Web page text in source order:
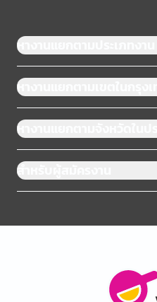
หางานแยกตามประเภทงาน
หางานแยกตามเขตในกรุงเ
หางานแยกตามจังหวัดในปร
สำหรับผู้สมัครงาน